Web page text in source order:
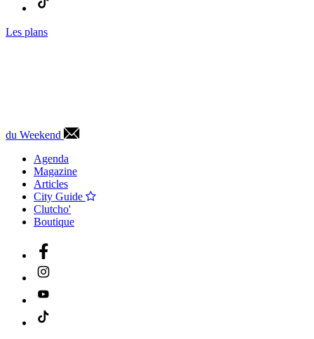
Les plans
du Weekend
Agenda
Magazine
Articles
City Guide
Clutcho'
Boutique